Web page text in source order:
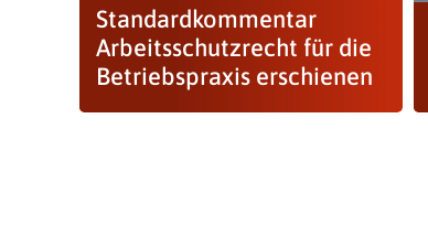
Standardkommentar
Arbeitsschutzrecht für die
Betriebspraxis erschienen